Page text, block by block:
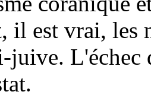
il est vrai, les
juive. L'échec